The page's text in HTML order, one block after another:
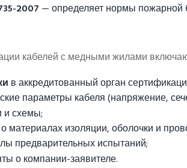
2007 — определяет нормы пожарной
кабелей с медными жилами
в аккредитованный орган
параметры кабеля (напряжение,
и схемы;
материалах изоляции, оболочки и
предварительных испытаний;
о компании-заявителе.